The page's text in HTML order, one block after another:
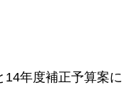
14年度補正予算案に